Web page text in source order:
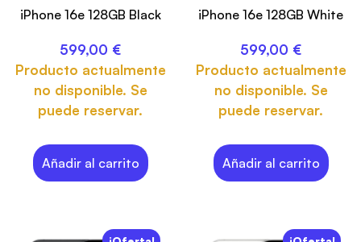
iPhone 16e 128GB Black
599,00 €
Producto actualmente
no disponible. Se
puede reservar.
Añadir al carrito
iPhone 16e 128GB White
599,00 €
Producto actualmente
no disponible. Se
puede reservar.
Añadir al carrito